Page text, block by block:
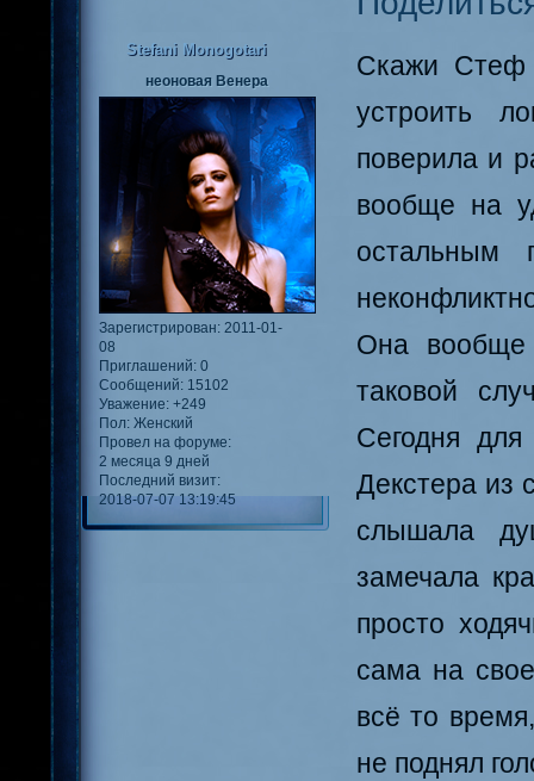
Stefani Monogotari
неоновая Венера
Зарегистрирован: 2011-01-
08
Приглашений: 0
Сообщений: 15102
Уважение: +249
Пол: Женский
Провел на форуме:
2 месяца 9 дней
Последний визит:
2018-07-07 13:19:45
Скажи Стеф
устроить
поверила и
вообще на
остальным
Она вообще
таковой
Сегодня
Декстера из
слышала
замечала
просто
сама на
всё то
не поднял